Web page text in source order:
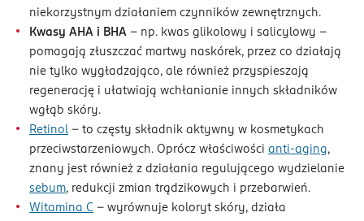
niekorzystnym działaniem czynników zewnętrznych.
Kwasy AHA i BHA – np. kwas glikolowy i salicylowy –
pomagają złuszczać martwy naskórek, przez co działają
nie tylko wygładzająco, ale również przyspieszają
regenerację i ułatwiają wchłanianie innych składników
wgłąb skóry.
Retinol– to częsty składnik aktywny w kosmetykach
przeciwstarzeniowych. Oprócz właściwości anti-aging,
znany jest również z działania regulującego wydzielanie
sebum, redukcji zmian trądzikowych i przebarwień.
Witamina C – wyrównuje koloryt skóry, działa